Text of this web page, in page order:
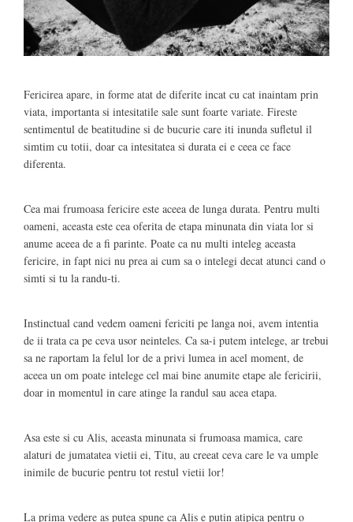
Fericirea apare, in forme atat de diferite incat cu cat inaintam prin
viata, importanta si intesitatile sale sunt foarte variate. Fireste
sentimentul de beatitudine si de bucurie care iti inunda sufletul il
simtim cu totii, doar ca intesitatea si durata ei e ceea ce face
diferenta.
Cea mai frumoasa fericire este aceea de lunga durata. Pentru multi
oameni, aceasta este cea oferita de etapa minunata din viata lor si
anume aceea de a fi parinte. Poate ca nu multi inteleg aceasta
fericire, in fapt nici nu prea ai cum sa o intelegi decat atunci cand o
simti si tu la randu-ti.
Instinctual cand vedem oameni fericiti pe langa noi, avem intentia
de ii trata ca pe ceva usor neinteles. Ca sa-i putem intelege, ar trebui
sa ne raportam la felul lor de a privi lumea in acel moment, de
aceea un om poate intelege cel mai bine anumite etape ale fericirii,
doar in momentul in care atinge la randul sau acea etapa.
Asa este si cu Alis, aceasta minunata si frumoasa mamica, care
alaturi de jumatatea vietii ei, Titu, au creeat ceva care le va umple
inimile de bucurie pentru tot restul vietii lor!
La prima vedere as putea spune ca Alis e putin atipica pentru o